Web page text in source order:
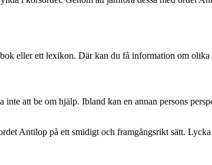
eller ett lexikon. Där kan du få information om
att be om hjälp. Ibland kan en annan persons
Antilop på ett smidigt och framgångsrikt sätt.